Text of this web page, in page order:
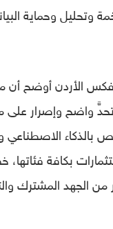
وتحليل وحماية
الأردن أوضح أن
تحدٍّ واضح وإصرار
الاصطناعي
بكافة
من الجهد المشترك